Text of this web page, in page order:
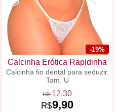
-19%
Calcinha Erótica Rapidinha
Calcinha fio dental para seduzir.
Tam. U
R$12,30
R$9,90